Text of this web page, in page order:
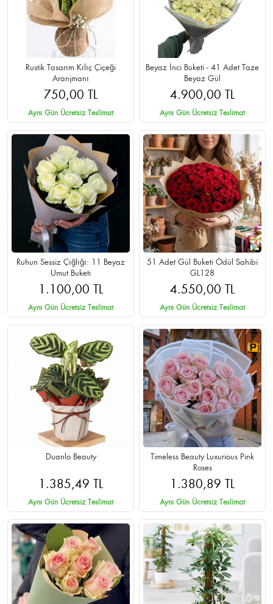
Rustik Tasarım Kılıç Çiçeği
Aranjmanı
750,00 TL
Aynı Gün Ücretsiz Teslimat
Beyaz İnci Buketi - 41 Adet Taze
Beyaz Gül
4.900,00 TL
Aynı Gün Ücretsiz Teslimat
Ruhun Sessiz Çığlığı: 11 Beyaz
Umut Buketi
1.100,00 TL
Aynı Gün Ücretsiz Teslimat
51 Adet Gül Buketi Ödül Sahibi
GL128
4.550,00 TL
Aynı Gün Ücretsiz Teslimat
Duanlo Beauty
1.385,49 TL
Aynı Gün Ücretsiz Teslimat
Timeless Beauty Luxurious Pink
Roses
1.380,89 TL
Aynı Gün Ücretsiz Teslimat